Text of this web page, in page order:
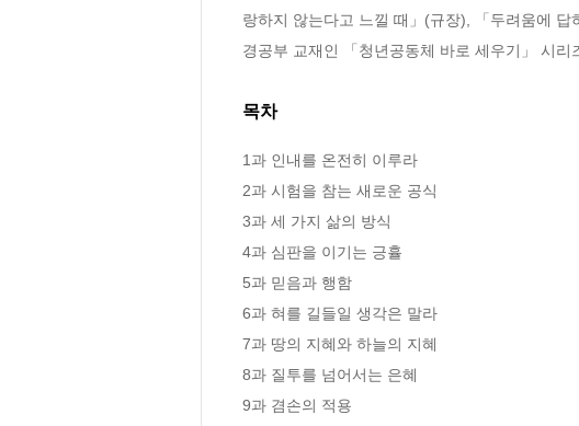
랑하지 않는다고 느낄 때」(규장), 「두려움에
경공부 교재인 「청년공동체 바로 세우기」 시리
목차
1과 인내를 온전히 이루라
2과 시험을 참는 새로운 공식
3과 세 가지 삶의 방식
4과 심판을 이기는 긍휼
5과 믿음과 행함
6과 혀를 길들일 생각은 말라
7과 땅의 지혜와 하늘의 지혜
8과 질투를 넘어서는 은혜
9과 겸손의 적용